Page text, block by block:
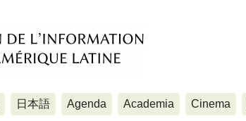
日本語 Agenda Academia Cinema